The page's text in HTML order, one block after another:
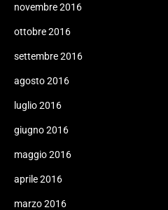
novembre 2016
ottobre 2016
settembre 2016
agosto 2016
luglio 2016
giugno 2016
maggio 2016
aprile 2016
marzo 2016